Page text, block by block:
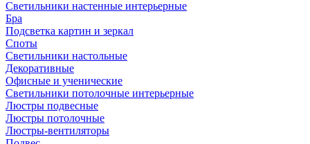
Светильники настенные интерьерные
Бра
Подсветка картин и зеркал
Споты
Светильники настольные
Декоративные
Офисные и ученические
Светильники потолочные интерьерные
Люстры подвесные
Люстры потолочные
Люстры-вентиляторы